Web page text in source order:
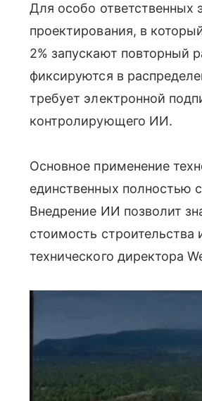
Для особо ответственных
проектирования, в
2% запускают повторный
фиксируются в
требует электронной
контролирующего ИИ.
Основное применение
единственных полностью
Внедрение ИИ позволит
стоимость
технического директора